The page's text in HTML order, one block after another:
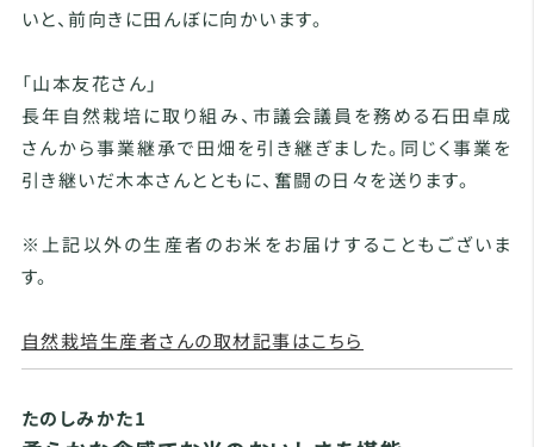
いと、前向きに田んぼに向かいます。
「山本友花さん」
長年自然栽培に取り組み、市議会議員を務める石田卓成
さんから事業継承で田畑を引き継ぎました。同じく事業を
引き継いだ木本さんとともに、奮闘の日々を送ります。
※上記以外の生産者のお米をお届けすることもございま
す。
自然栽培生産者さんの取材記事はこちら
たのしみかた1